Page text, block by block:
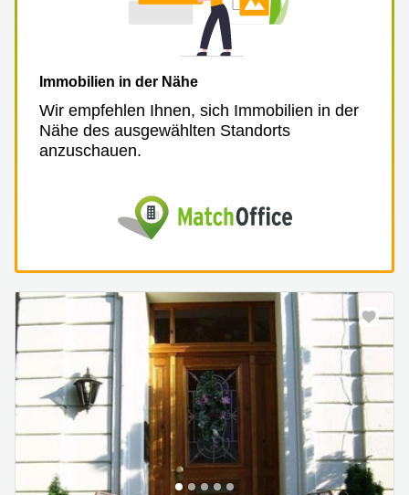
Immobilien in der Nähe
Wir empfehlen Ihnen, sich Immobilien in der
Nähe des ausgewählten Standorts
anzuschauen.